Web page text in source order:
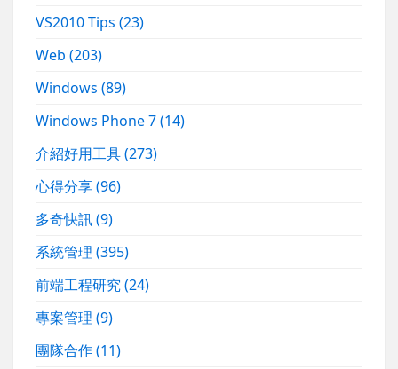
VS2010 Tips(23)
Web(203)
Windows(89)
Windows Phone 7(14)
介紹好用工具(273)
心得分享(96)
多奇快訊(9)
系統管理(395)
前端工程研究(24)
專案管理(9)
團隊合作(11)